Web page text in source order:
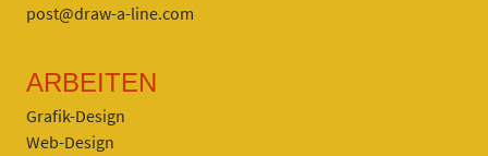
post@draw-a-line.com
ARBEITEN
Grafik-Design
Web-Design